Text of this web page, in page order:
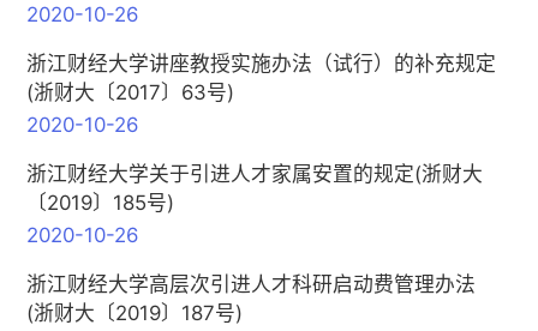
2020-10-26
浙江财经大学讲座教授实施办法（试行）的补充规定
(浙财大〔2017〕63号)
2020-10-26
浙江财经大学关于引进人才家属安置的规定(浙财大
〔2019〕185号)
2020-10-26
浙江财经大学高层次引进人才科研启动费管理办法
(浙财大〔2019〕187号)